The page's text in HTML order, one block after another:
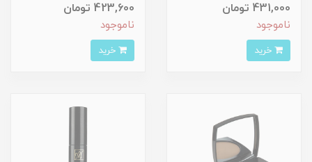
431,000 تومان
ناموجود
423,600 تومان
ناموجود